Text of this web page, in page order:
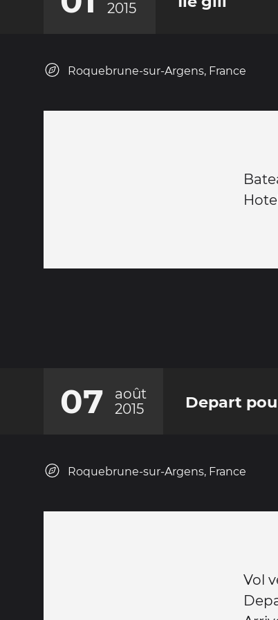
2015
Roquebrune-sur-Argens, France
07
août
2015
Depart
Roquebrune-sur-Argens, France
Vol